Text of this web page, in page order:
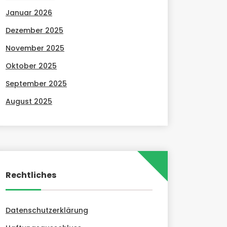
Januar 2026
Dezember 2025
November 2025
Oktober 2025
September 2025
August 2025
Rechtliches
Datenschutzerklärung